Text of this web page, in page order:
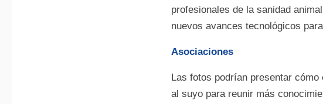
profesionales de la sanidad
nuevos avances tecnológicos
Asociaciones
Las fotos podrían presentar
al suyo para reunir más